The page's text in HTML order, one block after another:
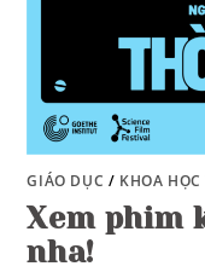
GIÁO DỤC / KHOA
Xem phim
nha!